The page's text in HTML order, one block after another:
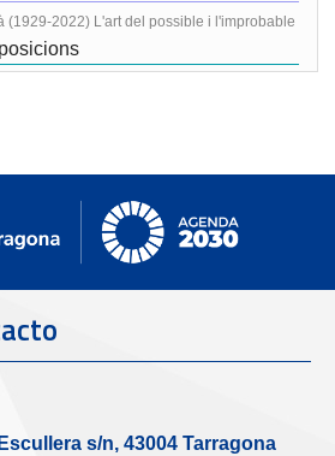
(1929-2022) L'art del possible i l'improbable
s/n, 43004 Tarragona